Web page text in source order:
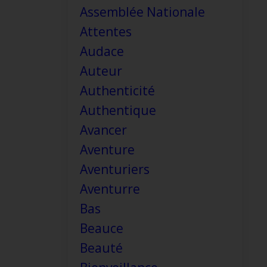
Assemblée Nationale
Attentes
Audace
Auteur
Authenticité
Authentique
Avancer
Aventure
Aventuriers
Aventurre
Bas
Beauce
Beauté